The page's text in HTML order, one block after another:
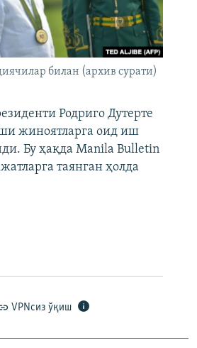
билан (архив сурати)
Родриго Дутерте
жиноятларга оид иш
Бу ҳақда Manila Bulletin
таянган ҳолда
VPNсиз ўқиш